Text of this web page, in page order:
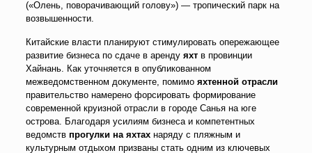
(«Олень, поворачивающий голову») — тропический парк на
возвышенности.
Китайские власти планируют стимулировать опережающее
развитие бизнеса по сдаче в аренду яхтв провинции
Хайнань. Как уточняется в опубликованном
межведомственном документе, помимо яхтенной отрасли
правительство намерено форсировать формирование
современной круизной отрасли в городе Санья на юге
острова. Благодаря усилиям бизнеса и компетентных
ведомств прогулки на яхтахнаряду с пляжным и
культурным отдыхом призваны стать одним из ключевых